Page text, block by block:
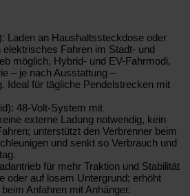
Laden an Haushaltssteckdose oder
elektrisches Fahren im Stadt- und
möglich, Hybrid- und EV-Fahrmodi,
– je nach Ausstattung –
Ideal für tägliche Pendelstrecken mit
48-Volt-System mit
externe Ladung notwendig, kein
unterstützt den Verbrenner beim
und senkt so Verbrauch und
für mehr Traktion und Stabilität
oder auf losem Untergrund; erhöht
Anfahren mit Anhänger.